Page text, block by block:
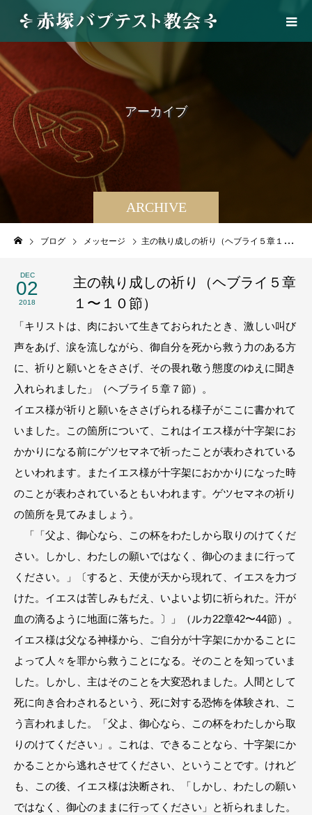
ARCHIVE
アーカイブ
ブログ メッセージ 主の執り成しの祈り（ヘブライ５章１〜１０節）
DEC
02
2018
主の執り成しの祈り（ヘブライ５章
１〜１０節）
「キリストは、肉において生きておられたとき、激しい叫び
声をあげ、涙を流しながら、御自分を死から救う力のある方
に、祈りと願いとをささげ、その畏れ敬う態度のゆえに聞き
入れられました」（ヘブライ５章７節）。
イエス様が祈りと願いをささげられる様子がここに書かれて
いました。この箇所について、これはイエス様が十字架にお
かかりになる前にゲツセマネで祈ったことが表わされている
といわれます。またイエス様が十字架におかかりになった時
のことが表わされているともいわれます。ゲツセマネの祈り
の箇所を見てみましょう。
「「父よ、御心なら、この杯をわたしから取りのけてくだ
さい。しかし、わたしの願いではなく、御心のままに行って
ください。」〔すると、天使が天から現れて、イエスを力づ
けた。イエスは苦しみもだえ、いよいよ切に祈られた。汗が
血の滴るように地面に落ちた。〕」（ルカ22章42〜44節）。
イエス様は父なる神様から、ご自分が十字架にかかることに
よって人々を罪から救うことになる。そのことを知っていま
した。しかし、主はそのことを大変恐れました。人間として
死に向き合わされるという、死に対する恐怖を体験され、こ
う言われました。「父よ、御心なら、この杯をわたしから取
りのけてください」。これは、できることなら、十字架にか
かることから逃れさせてください、ということです。けれど
も、この後、イエス様は決断され、「しかし、わたしの願い
ではなく、御心のままに行ってください」と祈られました。